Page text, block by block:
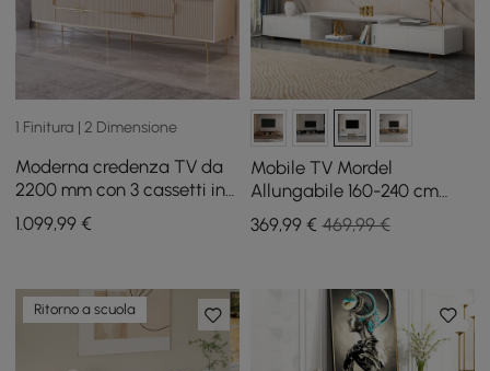
1 Finitura | 2 Dimensione
Moderna credenza TV da
2200 mm con 3 cassetti in
bianco crema
1.099,99 €
Mobile TV Mordel
Allungabile 160-240 cm
Bianco con Contenitore
369,99€ 469,99 €
Ritorno a scuola